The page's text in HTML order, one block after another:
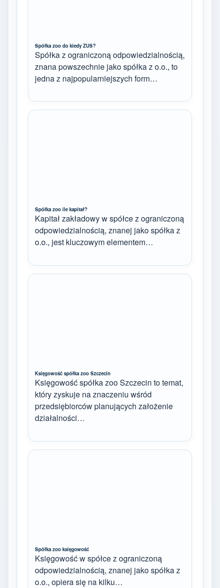
Spółka zoo do kiedy ZUS?
Spółka z ograniczoną odpowiedzialnością,
znana powszechnie jako spółka z o.o., to
jedna z najpopularniejszych form…
Spółka zoo ile kapitał?
Kapitał zakładowy w spółce z ograniczoną
odpowiedzialnością, znanej jako spółka z
o.o., jest kluczowym elementem…
Księgowość spółka zoo Szczecin
Księgowość spółka zoo Szczecin to temat,
który zyskuje na znaczeniu wśród
przedsiębiorców planujących założenie
działalności…
Spółka zoo księgowość
Księgowość w spółce z ograniczoną
odpowiedzialnością, znanej jako spółka z
o.o., opiera się na kilku…